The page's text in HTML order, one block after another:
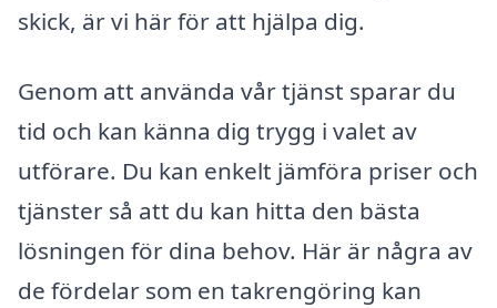
skick, är vi här för att hjälpa dig.
Genom att använda vår tjänst sparar du
tid och kan känna dig trygg i valet av
utförare. Du kan enkelt jämföra priser och
tjänster så att du kan hitta den bästa
lösningen för dina behov. Här är några av
de fördelar som en takrengöring kan